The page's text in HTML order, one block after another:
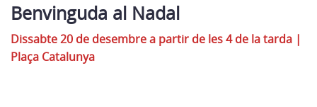
Benvinguda al Nadal
Dissabte 20 de desembre a partir de les 4 de la tarda |
Plaça Catalunya